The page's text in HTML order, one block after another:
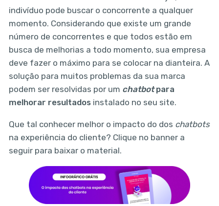
indivíduo pode buscar o concorrente a qualquer
momento. Considerando que existe um grande
número de concorrentes e que todos estão em
busca de melhorias a todo momento, sua empresa
deve fazer o máximo para se colocar na dianteira. A
solução para muitos problemas da sua marca
podem ser resolvidas por um chatbotpara
melhorar resultadosinstalado no seu site.
Que tal conhecer melhor o impacto do dos chatbots
na experiência do cliente? Clique no banner a
seguir para baixar o material.